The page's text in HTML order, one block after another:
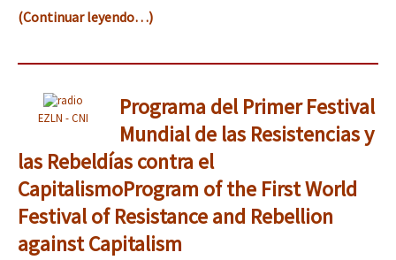
(Continuar leyendo…)
EZLN - CNI
Programa del Primer Festival
Mundial de las Resistencias y
las Rebeldías contra el
CapitalismoProgram of the First World
Festival of Resistance and Rebellion
against Capitalism